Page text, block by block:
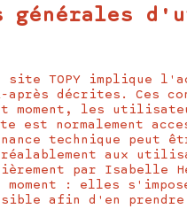
générales
TOPY implique
décrites. Ces
moment, les
est normalement
technique
préalablement aux
par Isabelle
moment : elles
afin d'en prendre